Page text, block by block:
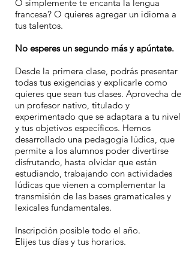
O simplemente te encanta la lengua
francesa? O quieres agregar un idioma a
tus talentos.
No esperes un segundo más y apúntate.
Desde la primera clase, podrás presentar
todas tus exigencias y explicarle como
quieres que sean tus clases. Aprovecha de
un profesor nativo, titulado y
experimentado que se adaptara a tu nivel
y tus objetivos específicos. Hemos
desarrollado una pedagogía lúdica, que
permite a los alumnos poder divertirse
disfrutando, hasta olvidar que están
estudiando, trabajando con actividades
lúdicas que vienen a complementar la
transmisión de las bases gramaticales y
lexicales fundamentales.
Inscripción posible todo el año.
Elijes tus días y tus horarios.